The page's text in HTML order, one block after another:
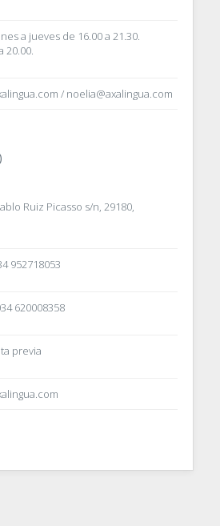
a jueves de 16.00 a 21.30.
20.00.
/ noelia@axalingua.com
Ruiz Picasso s/n, 29180,
952718053
620008358
previa